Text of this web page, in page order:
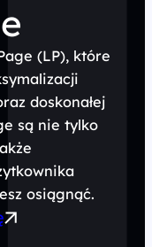
(LP), które
doskonałej
są nie tylko
osiągnąć.